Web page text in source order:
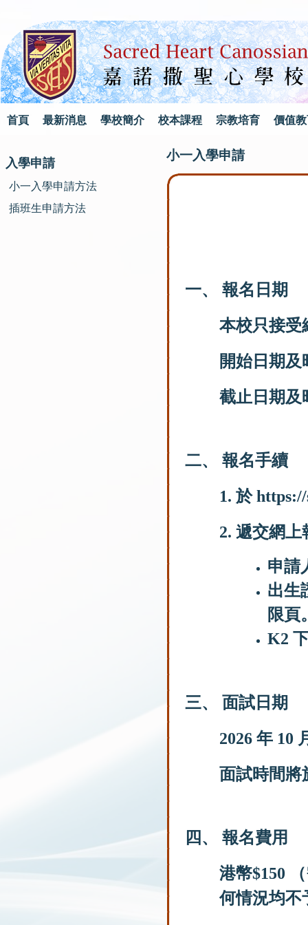
首頁 最新消息 學校簡介 校本課程 宗教培育 價值
入學申請
小一入學申請方法
插班生申請方法
小一入學申請
一、 報名日期
本校只接受
開始日期及
截止日期及
二、 報名手續
1. 於https://
2. 遞交網
申請
出生
限頁
K2
三、 面試日期
2026 年 10
面試時間將
四、 報名費用
港幣$150
何情況均不